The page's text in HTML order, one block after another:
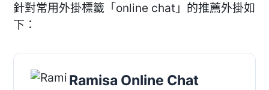
針對常用外掛標籤「online chat」的推薦外掛如
下：
Ramisa Online Chat